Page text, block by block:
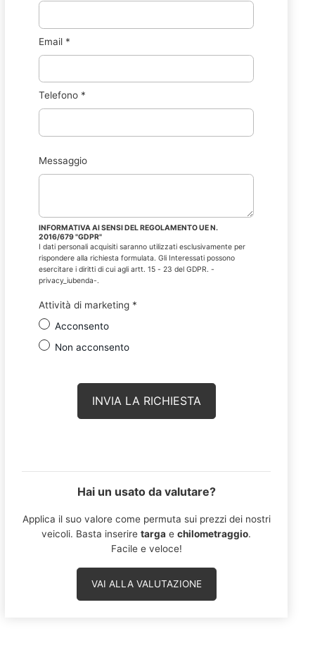
Email *
Telefono *
Messaggio
INFORMATIVA AI SENSI DEL REGOLAMENTO UE N.
2016/679 "GDPR"
I dati personali acquisiti saranno utilizzati esclusivamente per
rispondere alla richiesta formulata. Gli Interessati possono
esercitare i diritti di cui agli artt. 15 - 23 del GDPR. -
privacy_iubenda-.
Attività di marketing *
Acconsento
Non acconsento
Hai un usato da valutare?
Applica il suo valore come permuta sui prezzi dei nostri
veicoli. Basta inserire targa e chilometraggio.
Facile e veloce!
VAI ALLA VALUTAZIONE